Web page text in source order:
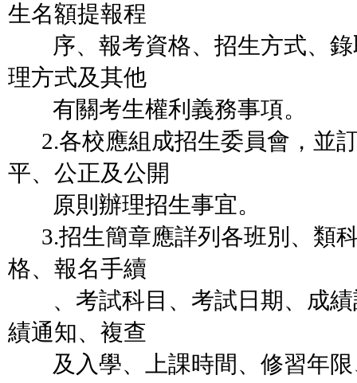
生名額提報程
序、報考資格、招生方式、錄
理方式及其他
有關考生權利義務事項。
2.各校應組成招生委員會，並
平、公正及公開
原則辦理招生事宜。
3.招生簡章應詳列各班別、類
格、報名手續
、考試科目、考試日期、成績
績通知、複查
及入學、上課時間、修習年限